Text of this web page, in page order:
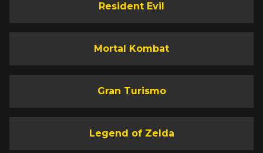
Resident Evil
Mortal Kombat
Gran Turismo
Legend of Zelda